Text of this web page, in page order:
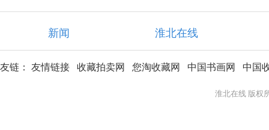
新闻 淮北在线
友链： 友情链接 收藏拍卖网 您淘收藏网 中国书画网 中国
淮北在线 版权